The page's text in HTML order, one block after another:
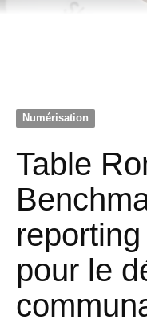
Numérisation
Table
pour le